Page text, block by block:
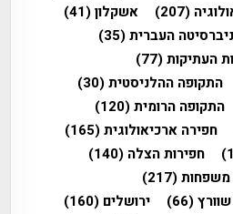
(207) אשקלון(41)
העברית(35)
העתיקות(77)
התקופה ההלניסטית(30)
התקופה הרומית(120)
חפירה ארכיאולוגית(165)
חפירות הצלה (140)
משפחות(217)
שוורץ(66) ירושלים (160)